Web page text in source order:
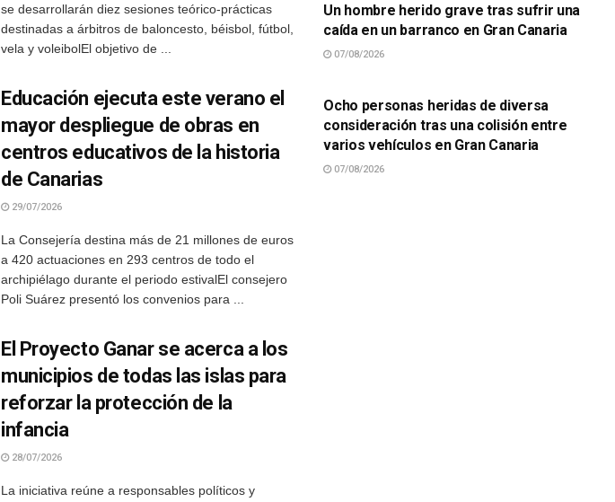
se desarrollarán diez sesiones teórico-prácticas
destinadas a árbitros de baloncesto, béisbol, fútbol,
vela y voleibolEl objetivo de ...
Educación ejecuta este verano el
mayor despliegue de obras en
centros educativos de la historia
de Canarias
29/07/2026
La Consejería destina más de 21 millones de euros
a 420 actuaciones en 293 centros de todo el
archipiélago durante el periodo estivalEl consejero
Poli Suárez presentó los convenios para ...
El Proyecto Ganar se acerca a los
municipios de todas las islas para
reforzar la protección de la
infancia
28/07/2026
La iniciativa reúne a responsables políticos y
Un hombre herido grave tras sufrir una
caída en un barranco en Gran Canaria
07/08/2026
Ocho personas heridas de diversa
consideración tras una colisión entre
varios vehículos en Gran Canaria
07/08/2026